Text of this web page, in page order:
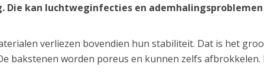
Die kan luchtweginfecties en
verliezen bovendien hun stabiliteit. Dat is het
bakstenen worden poreus en kunnen zelfs afbrokkelen.